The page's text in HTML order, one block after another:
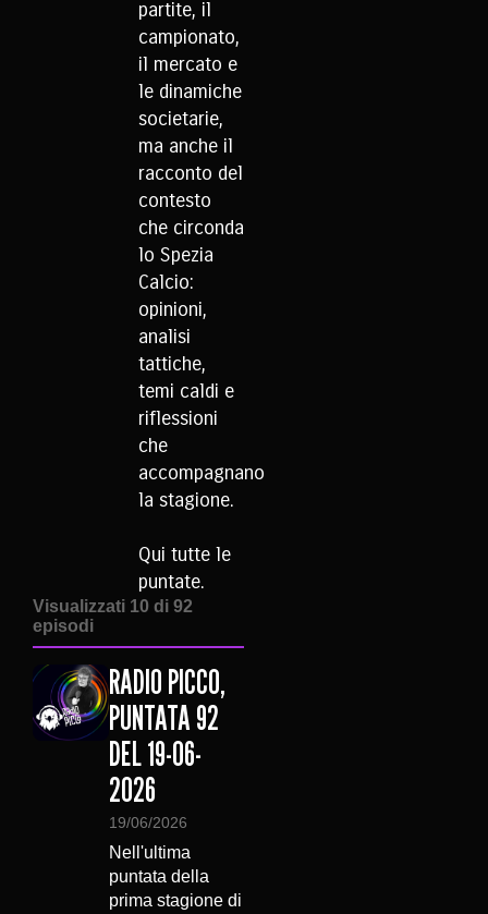
partite, il
campionato,
il mercato e
le dinamiche
societarie,
ma anche il
racconto del
contesto
che circonda
lo Spezia
Calcio:
opinioni,
analisi
tattiche,
temi caldi e
riflessioni
che
accompagnano
la stagione.
Qui tutte le
puntate.
Visualizzati 10 di 92
episodi
RADIO PICCO,
PUNTATA 92
DEL 19-06-
2026
19/06/2026
Nell'ultima
puntata della
prima stagione di